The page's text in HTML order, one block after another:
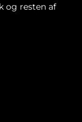
og resten af